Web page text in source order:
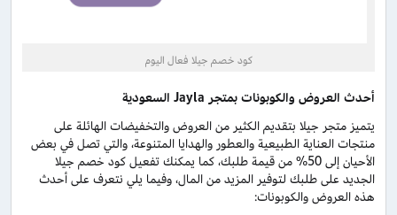
كود خصم جيلا فعال اليوم
أحدث العروض والكوبونات بمتجر Jayla السعودية
يتميز متجر جيلا بتقديم الكثير من العروض والتخفيضات الهائلة على
منتجات العناية الطبيعية والعطور والهدايا المتنوعة، والتي تصل في بعض
الأحيان إلى 50% من قيمة طلبك، كما يمكنك تفعيل كود خصم جيلا
الجديد على طلبك لتوفير المزيد من المال، وفيما يلي نتعرف على أحدث
هذه العروض والكوبونات: